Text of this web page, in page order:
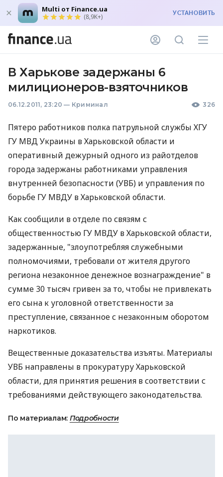
Multi от Finance.ua
(8,9K+) УСТАНОВИТЬ
В Харькове задержаны 6
милиционеров-взяточников
06.12.2011, 23:20 — Криминал 326
Пятеро работников полка патрульной службы ХГУ
ГУ МВД Украины в Харьковской области и
оперативный дежурный одного из райотделов
города задержаны работниками управления
внутренней безопасности (УВБ) и управления по
борьбе ГУ МВДУ в Харьковской области.
Как сообщили в отделе по связям с
общественностью ГУ МВДУ в Харьковской области,
задержанные, "злоупотребляя служебными
полномочиями, требовали от жителя другого
региона незаконное денежное вознаграждение" в
сумме 30 тысяч гривен за то, чтобы не привлекать
его сына к уголовной ответственности за
преступление, связанное с незаконным оборотом
наркотиков.
Вещественные доказательства изъяты. Материалы
УВБ направлены в прокуратуру Харьковской
области, для принятия решения в соответствии с
требованиями действующего законодательства.
По материалам: Подробности